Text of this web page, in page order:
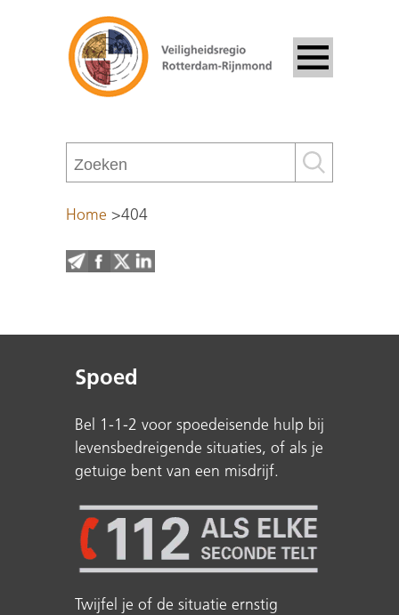
Home >404
Spoed
Bel 1-1-2 voor spoedeisende hulp bij
levensbedreigende situaties, of als je
getuige bent van een misdrijf.
Twijfel je of de situatie ernstig